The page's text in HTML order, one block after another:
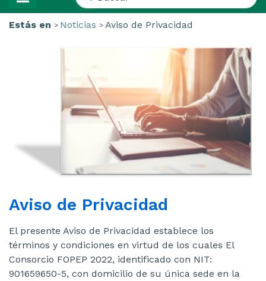
en
el
Buscar
en
Estás en Noticias Aviso de Privacidad
Aviso de Privacidad
El presente Aviso de Privacidad establece los
términos y condiciones en virtud de los cuales El
Consorcio FOPEP 2022, identificado con NIT:
901659650-5, con domicilio de su única sede en la